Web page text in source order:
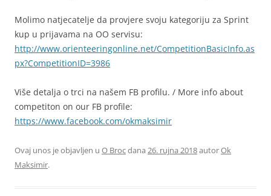
Molimo natjecatelje da provjere svoju kategoriju za Sprint
kup u prijavama na OO servisu:
http://www.orienteeringonline.net/CompetitionBasicInfo.as
px?CompetitionID=3986
Više detalja o trci na našem FB profilu. / More info about
competiton on our FB profile:
https://www.facebook.com/okmaksimir
Ovaj unos je objavljen u O Brocdana 26. rujna 2018autorOk
Maksimir.